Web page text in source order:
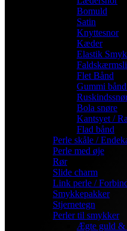
Bomuld
Satin
Knyttesnor
Kæder
Elastik
Flet Bånd
Gummi
Bola snøre
Kantsyet /
Flad bånd
Perle skåle /
Perle med øje
Rør
Slide charm
Link perle /
Smykkepakker
Stjernetegn
Perler til smykker
Ægte guld &